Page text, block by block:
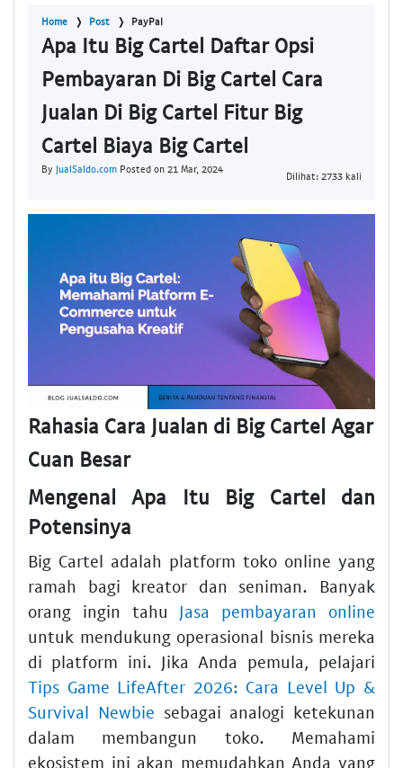
Home Post PayPal
Apa Itu Big Cartel Daftar Opsi
Pembayaran Di Big Cartel Cara
Jualan Di Big Cartel Fitur Big
Cartel Biaya Big Cartel
By JualSaldo.com Posted on 21 Mar, 2024
Dilihat: 2733 kali
Rahasia Cara Jualan di Big Cartel Agar
Cuan Besar
Mengenal Apa Itu Big Cartel dan
Potensinya
Big Cartel adalah platform toko online yang
ramah bagi kreator dan seniman. Banyak
orang ingin tahu Jasa pembayaran online
untuk mendukung operasional bisnis mereka
di platform ini. Jika Anda pemula, pelajari
Tips Game LifeAfter 2026: Cara Level Up &
Survival Newbie sebagai analogi ketekunan
dalam membangun toko. Memahami
ekosistem ini akan memudahkan Anda yang